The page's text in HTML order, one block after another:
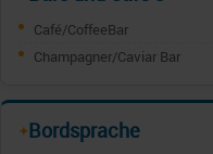
Café/CoffeeBar
Champagner/Caviar Bar
✦Bordsprache